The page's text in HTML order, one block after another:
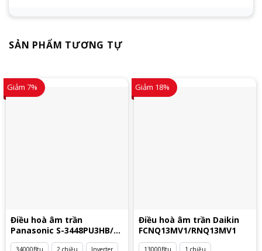
SẢN PHẨM TƯƠNG TỰ
Giảm 7%
Điều hoà âm trần
Panasonic S-3448PU3HB/U-
34PZ3H5
34000Btu 2 chiều Inverter
Giảm 18%
Điều hoà âm trần Daikin
FCNQ13MV1/RNQ13MV1
13000Btu 1 chiều